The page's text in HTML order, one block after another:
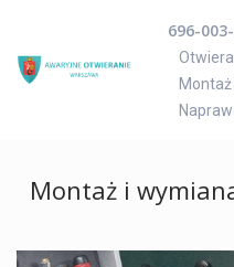
696-
Montaż i